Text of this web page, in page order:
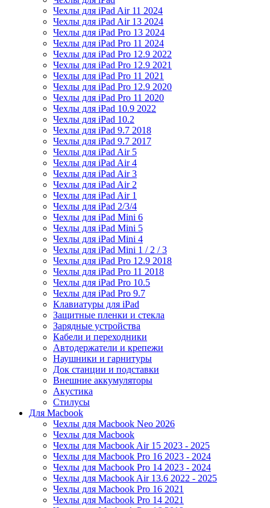
Чехлы для iPad Air 11 2024
Чехлы для iPad Air 13 2024
Чехлы для iPad Pro 13 2024
Чехлы для iPad Pro 11 2024
Чехлы для iPad Pro 12.9 2022
Чехлы для iPad Pro 12.9 2021
Чехлы для iPad Pro 11 2021
Чехлы для iPad Pro 12.9 2020
Чехлы для iPad Pro 11 2020
Чехлы для iPad 10.9 2022
Чехлы для iPad 10.2
Чехлы для iPad 9.7 2018
Чехлы для iPad 9.7 2017
Чехлы для iPad Air 5
Чехлы для iPad Air 4
Чехлы для iPad Air 3
Чехлы для iPad Air 2
Чехлы для iPad Air 1
Чехлы для iPad 2/3/4
Чехлы для iPad Mini 6
Чехлы для iPad Mini 5
Чехлы для iPad Mini 4
Чехлы для iPad Mini 1 / 2 / 3
Чехлы для iPad Pro 12.9 2018
Чехлы для iPad Pro 11 2018
Чехлы для iPad Pro 10.5
Чехлы для iPad Pro 9.7
Клавиатуры для iPad
Защитные пленки и стекла
Зарядные устройства
Кабели и переходники
Автодержатели и крепежи
Наушники и гарнитуры
Док станции и подставки
Внешние аккумуляторы
Акустика
Стилусы
Для Macbook
Чехлы для Macbook Neo 2026
Чехлы для Macbook
Чехлы для Macbook Air 15 2023 - 2025
Чехлы для Macbook Pro 16 2023 - 2024
Чехлы для Macbook Pro 14 2023 - 2024
Чехлы для Macbook Air 13.6 2022 - 2025
Чехлы для Macbook Pro 16 2021
Чехлы для Macbook Pro 14 2021